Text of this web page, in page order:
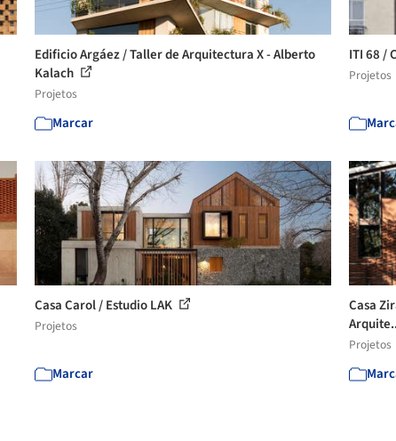
Edificio Argáez / Taller de Arquitectura X - Alberto
Kalach
Projetos
Marcar
ITI 68 /
Projetos
Casa Carol / Estudio LAK
Projetos
Marcar
Casa
Projetos